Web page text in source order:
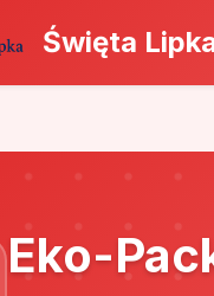
Święta
Eko-